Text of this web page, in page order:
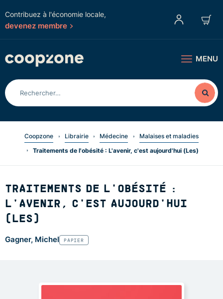
Contribuez à l'économie locale,
devenez membre
MENU
Coopzone Librairie Médecine
Malaises et maladies
Traitements de l'obésité : L'avenir, c'est aujourd'hui (Les)
TRAITEMENTS DE L'OBÉSITÉ :
L'AVENIR, C'EST AUJOURD'HUI
(LES)
Gagner, Michel PAPIER